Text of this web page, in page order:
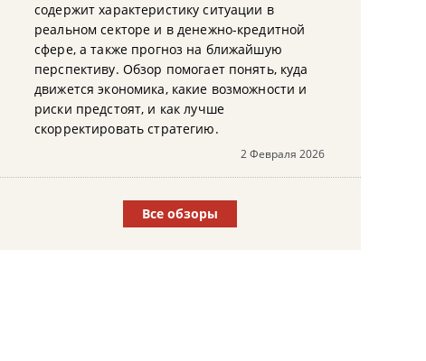
содержит характеристику ситуации в
реальном секторе и в денежно-кредитной
сфере, а также прогноз на ближайшую
перспективу. Обзор помогает понять, куда
движется экономика, какие возможности и
риски предстоят, и как лучше
скорректировать стратегию.
2 Февраля 2026
Все обзоры